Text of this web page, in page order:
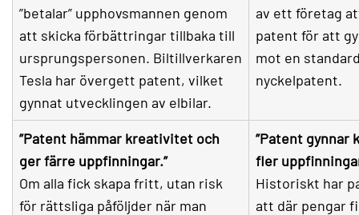
”betalar” upphovsmannen genom
att skicka förbättringar tillbaka till
ursprungspersonen. Biltillverkaren
Tesla har övergett patent, vilket
gynnat utvecklingen av elbilar.
av ett företag
patent för att
mot en
nyckelpatent.
”Patent hämmar kreativitet och
ger färre uppfinningar.”
Om alla fick skapa fritt, utan risk
för rättsliga påföljder när man
”Patent gynnar
fler
Historiskt har
att där pengar